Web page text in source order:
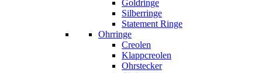
Goldringe
Silberringe
Statement Ringe
Ohrringe
Creolen
Klappcreolen
Ohrstecker